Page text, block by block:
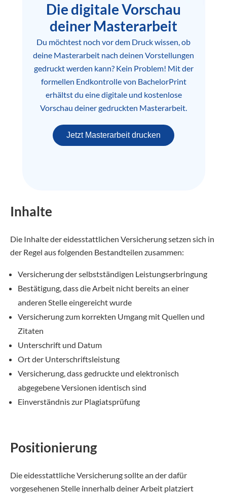
Die digitale Vorschau
deiner Masterarbeit
Du möchtest noch vor dem Druck wissen, ob
deine Masterarbeit nach deinen Vorstellungen
gedruckt werden kann? Kein Problem! Mit der
formellen Endkontrolle von BachelorPrint
erhältst du eine digitale und kostenlose
Vorschau deiner gedruckten Masterarbeit.
Jetzt Masterarbeit drucken
Inhalte
Die Inhalte der eidesstattlichen Versicherung setzen sich in
der Regel aus folgenden Bestandteilen zusammen:
Versicherung der selbstständigen Leistungserbringung
Bestätigung, dass die Arbeit nicht bereits an einer
anderen Stelle eingereicht wurde
Versicherung zum korrekten Umgang mit Quellen und
Zitaten
Unterschrift und Datum
Ort der Unterschriftsleistung
Versicherung, dass gedruckte und elektronisch
abgegebene Versionen identisch sind
Einverständnis zur Plagiatsprüfung
Positionierung
Die eidesstattliche Versicherung sollte an der dafür
vorgesehenen Stelle innerhalb deiner Arbeit platziert